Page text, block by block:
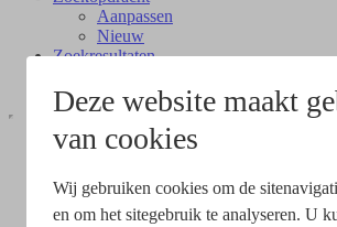
Deze website maakt
van cookies
Wij gebruiken cookies om de
en om het sitegebruik te analyseren. U
Aanpassen
Nieuw
Zoekresultaten